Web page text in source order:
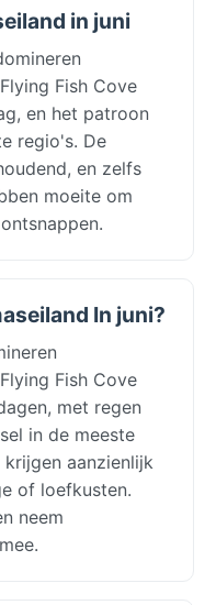
in juni
Fish Cove
en het patroon
regio's. De
en zelfs
moeite om
In juni?
Fish Cove
met regen
in de meeste
aanzienlijk
of loefkusten.
neem